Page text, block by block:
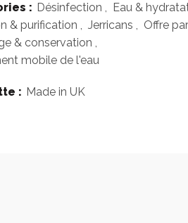
: Désinfection , Eau &
& purification , Jerricans , Offre
& conservation ,
mobile de l'eau
: Made in UK